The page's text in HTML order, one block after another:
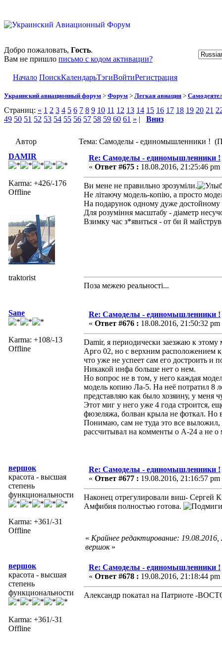
Добро пожаловать, Гость.
Вам не пришло письмо с кодом активации?
Начало ПоискКалендарьТэгиВойтиРегистрация
Украинский авиационный форум > Форум > Легкая авиация >
Страниц: « 1 2 3 4 5 6 7 8 9 10 11 12 13 14 15 16 17 18 19 20 21
49 50 51 52 53 54 55 56 57 58 59 60 61 » | Вниз
Автор
Тема: Самоделы - единомышленники !
DAMIR
Karma: +426/-176
Offline
traktorist
Re: Самоделы - единомышленники !
« Ответ #675 : 18.08.2016, 21:25:46 pm
Ви мене не правильно зрозуміли.
Не літаючу модель-копію, а просто
На подарунок одному дуже достойному
Для розуміння масштабу - діаметр
Взимку час з*явиться - от би й
Поза межею реальностi...
Sane
Karma: +108/-13
Offline
Re: Самоделы - единомышленники !
« Ответ #676 : 18.08.2016, 21:50:32 pm
Damir, я периодически заезжаю к
Арго 02, но с верхним расположением
что уже не успеет сам его достроить и
Никакой инфа больше нет о нем.
Но вопрос не в том, у него каждая
модель копию Ла-5. На неё потратил 8
представляю как было хозяину, у меня
Этот миг у него уже 4 года строится,
фюзеляжа, болван крыла не фоткал. Но
Понимаю, сам не туда это все
рассчитывал на комменты о А-24 а не о
вершок
красота - высшая
степень
функциональности
Karma: +361/-31
Offline
Re: Самоделы - единомышленники !
« Ответ #677 : 19.08.2016, 21:16:57 pm
Наконец отрегулировали виш- Сергей
Амфибия полностью готова.
« Крайнее редактирование:
вершок»
вершок
красота - высшая
степень
функциональности
Karma: +361/-31
Offline
Re: Самоделы - единомышленники !
« Ответ #678 : 19.08.2016, 21:18:44 pm
Александр покатал на Патриоте -